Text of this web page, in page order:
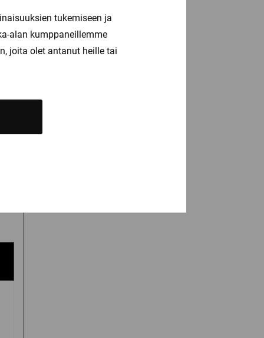
tukemiseen ja
alan kumppaneillemme
joita olet antanut heille tai